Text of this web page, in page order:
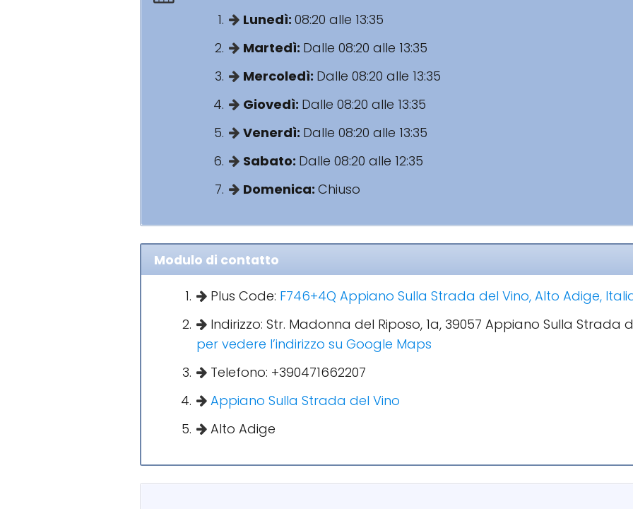
Lunedì: 08:20 alle 13:35
Martedì: Dalle 08:20 alle 13:35
Mercoledì: Dalle 08:20 alle 13:35
Giovedì: Dalle 08:20 alle 13:35
Venerdì: Dalle 08:20 alle 13:35
Sabato: Dalle 08:20 alle 12:35
Domenica: Chiuso
Modulo di contatto
Plus Code: F746+4Q Appiano Sulla Strada del Vino, Alto Adige,
Indirizzo: Str. Madonna del Riposo, 1a, 39057 Appiano Sulla Strada
per vedere l’indirizzo su Google Maps
Telefono: +390471662207
Appiano Sulla Strada del Vino
Alto Adige